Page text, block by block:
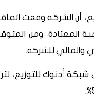
أن الشركة وقعت
المعتادة، ومن